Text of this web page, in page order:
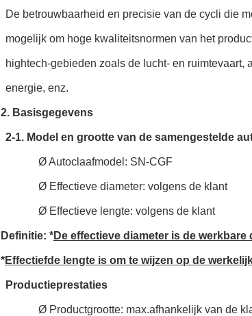
De betrouwbaarheid en precisie van de cycli die
mogelijk om hoge kwaliteitsnormen van het
hightech-gebieden zoals de lucht- en
energie, enz.
2. Basisgegevens
2-1. Model en grootte van de samengestelde
Ø Autoclaafmodel: SN-CGF
Ø Effectieve diameter: volgens de klant
Ø Effectieve lengte: volgens de klant
Definitie: *De effectieve diameter is de
*Effectiefde lengte is om te wijzen op de
Productieprestaties
Ø Productgrootte: max.afhankelijk van de